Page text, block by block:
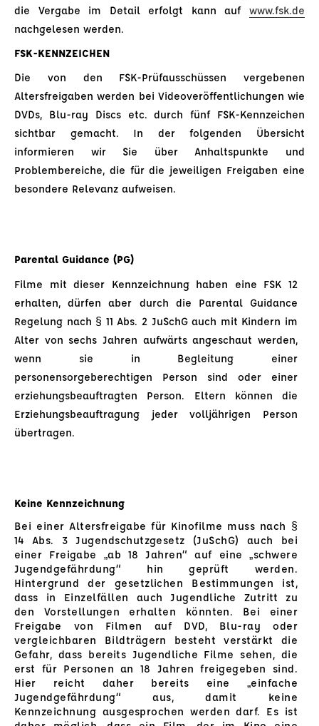
die Vergabe im Detail erfolgt kann auf www.fsk.de
nachgelesen werden.
FSK-KENNZEICHEN
Die von den FSK-Prüfausschüssen vergebenen
Altersfreigaben werden bei Videoveröffentlichungen wie
DVDs, Blu-ray Discs etc. durch fünf FSK-Kennzeichen
sichtbar gemacht. In der folgenden Übersicht
informieren wir Sie über Anhaltspunkte und
Problembereiche, die für die jeweiligen Freigaben eine
besondere Relevanz aufweisen.
Parental Guidance (PG)
Filme mit dieser Kennzeichnung haben eine FSK 12
erhalten, dürfen aber durch die Parental Guidance
Regelung nach § 11 Abs. 2 JuSchG auch mit Kindern im
Alter von sechs Jahren aufwärts angeschaut werden,
wenn sie in Begleitung einer
personensorgeberechtigen Person sind oder einer
erziehungsbeauftragten Person. Eltern können die
Erziehungsbeauftragung jeder volljährigen Person
übertragen.
Keine Kennzeichnung
Bei einer Altersfreigabe für Kinofilme muss nach §
14 Abs. 3 Jugendschutzgesetz (JuSchG) auch bei
einer Freigabe „ab 18 Jahren“ auf eine „schwere
Jugendgefährdung“ hin geprüft werden.
Hintergrund der gesetzlichen Bestimmungen ist,
dass in Einzelfällen auch Jugendliche Zutritt zu
den Vorstellungen erhalten könnten. Bei einer
Freigabe von Filmen auf DVD, Blu-ray oder
vergleichbaren Bildträgern besteht verstärkt die
Gefahr, dass bereits Jugendliche Filme sehen, die
erst für Personen an 18 Jahren freigegeben sind.
Hier reicht daher bereits eine „einfache
Jugendgefährdung“ aus, damit keine
Kennzeichnung ausgesprochen werden darf. Es ist